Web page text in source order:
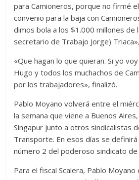
para Camioneros, porque no firmé
convenio para la baja con
dimos bola a los $1.000 millones de
secretario de Trabajo Jorge)
«Que hagan lo que quieran. Si yo
Hugo y todos los muchachos de
por los trabajadores», finalizó.
Pablo Moyano volverá entre el
la semana que viene a Buenos
Singapur junto a otros sindicalistas
Transporte. En esos días se
número 2 del poderoso sindicato de
Para el fiscal Scalera, Pablo